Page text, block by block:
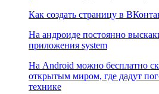
Как создать страницу в
На андроиде постоянно
приложения system
На Android можно бесплатно
открытым миром, где дадут
технике